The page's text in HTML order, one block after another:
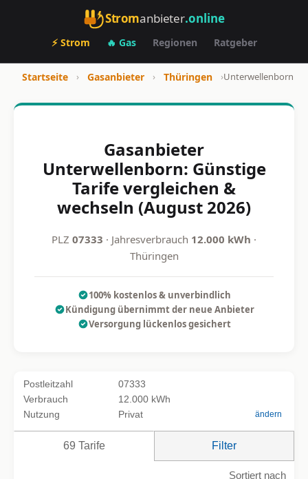
Stromanbieter.online
⚡ Strom 🔥 Gas Regionen Ratgeber
Startseite › Gasanbieter › Thüringen ›Unterwellenborn
Gasanbieter
Unterwellenborn: Günstige
Tarife vergleichen &
wechseln (August 2026)
PLZ 07333 · Jahresverbrauch 12.000 kWh ·
Thüringen
100% kostenlos & unverbindlich
Kündigung übernimmt der neue Anbieter
Versorgung lückenlos gesichert